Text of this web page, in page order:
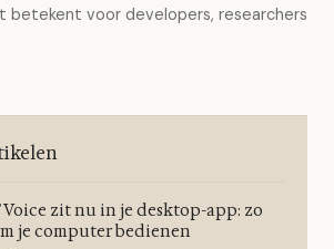
betekent voor developers, researchers
Voice zit nu in je desktop-app: zo
je computer bedienen